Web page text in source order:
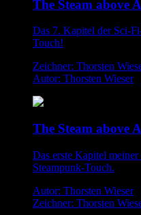
The Steam above
Das 7. Kapitel der Sci-
Touch!
Zeichner: Thorsten
Autor: Thorsten Wieser
The Steam above
Das erste Kapitel
Steampunk-Touch.
Autor: Thorsten Wieser
Zeichner: Thorsten